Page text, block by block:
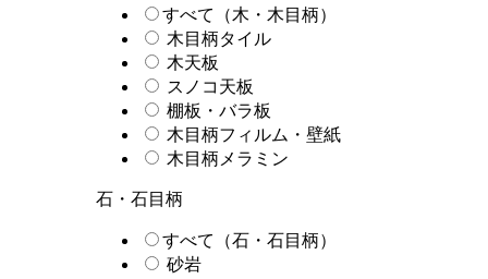
すべて（木・木目柄）
木目柄タイル
木天板
スノコ天板
棚板・バラ板
木目柄フィルム・壁紙
木目柄メラミン
石・石目柄
すべて（石・石目柄）
砂岩